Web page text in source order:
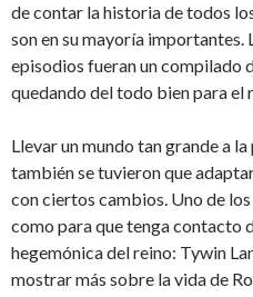
de contar la historia de todos
son en su mayoría importantes.
episodios fueran un compilado
quedando del todo bien para el
Llevar un mundo tan grande a
también se tuvieron que
con ciertos cambios. Uno de
como para que tenga contacto
hegemónica del reino: Tywin
mostrar más sobre la vida de